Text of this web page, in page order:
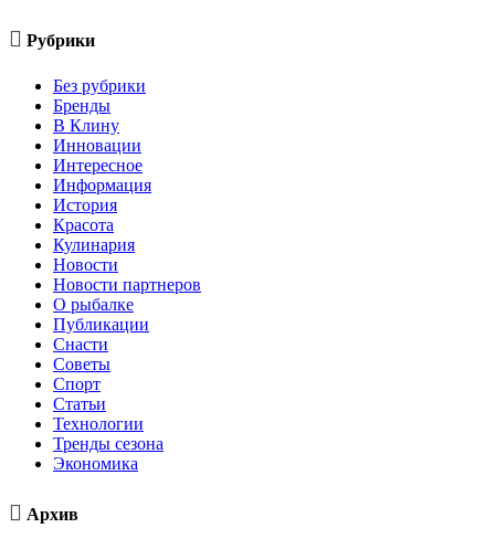
 Рубрики
Без рубрики
Бренды
В Клину
Инновации
Интересное
Информация
История
Красота
Кулинария
Новости
Новости партнеров
О рыбалке
Публикации
Снасти
Советы
Спорт
Статьи
Технологии
Тренды сезона
Экономика
 Архив